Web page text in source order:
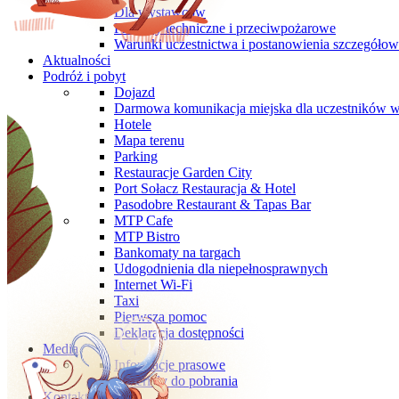
Dla wystawców
Przepisy techniczne i przeciwpożarowe
Warunki uczestnictwa i postanowienia
Aktualności
Podróż i pobyt
Dojazd
Darmowa komunikacja miejska dla uczestników
Hotele
Mapa terenu
Parking
Restauracje Garden City
Port Sołacz Restauracja & Hotel
Pasodobre Restaurant & Tapas Bar
MTP Cafe
MTP Bistro
Bankomaty na targach
Udogodnienia dla niepełnosprawnych
Internet Wi-Fi
Taxi
Pierwsza pomoc
Deklaracja dostępności
Media
Informacje prasowe
Materiały do pobrania